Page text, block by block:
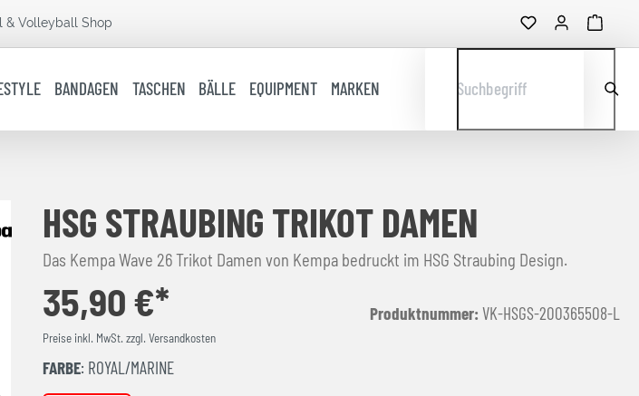
& Volleyball Shop
BANDAGEN TASCHEN BÄLLE EQUIPMENT MARKEN Suchbegriff
HSG STRAUBING TRIKOT DAMEN
Das Kempa Wave 26 Trikot Damen von Kempa bedruckt im HSG Straubing Design.
35,90 €*
Preise inkl. MwSt. zzgl. Versandkosten
Produktnummer: VK-HSGS-200365508-L
FARBE: ROYAL/MARINE